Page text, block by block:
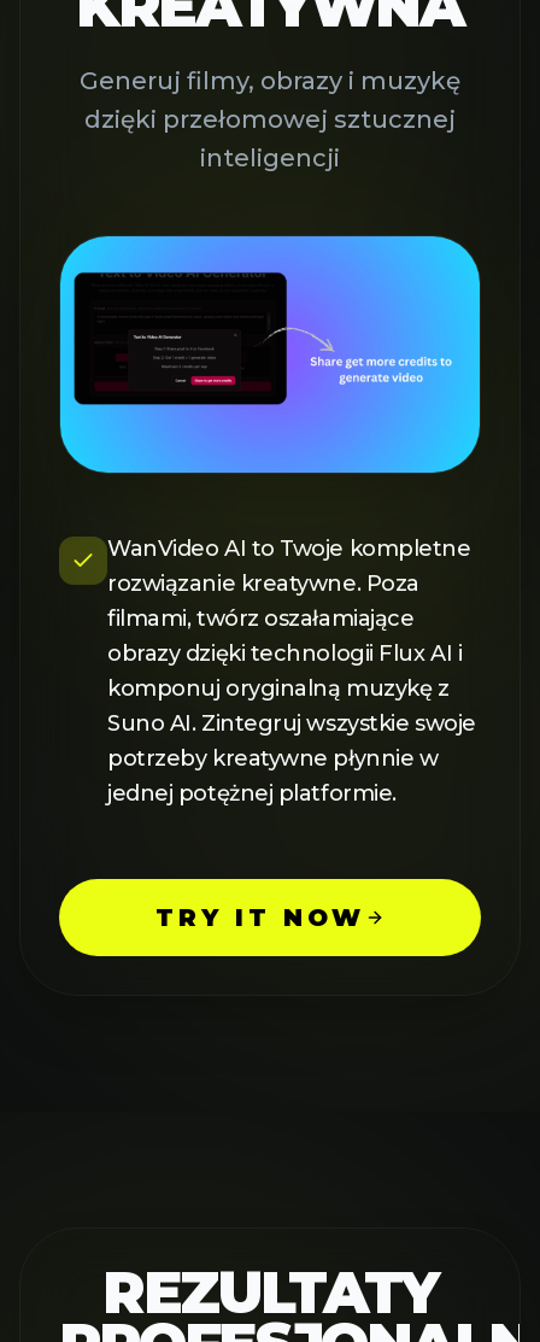
Generuj filmy, obrazy i muzykę
dzięki przełomowej sztucznej
inteligencji
WanVideo AI to Twoje kompletne
rozwiązanie kreatywne. Poza
filmami, twórz oszałamiające
obrazy dzięki technologii Flux AI i
komponuj oryginalną muzykę z
Suno AI. Zintegruj wszystkie swoje
potrzeby kreatywne płynnie w
jednej potężnej platformie.
TRY IT NOW
REZULTATY